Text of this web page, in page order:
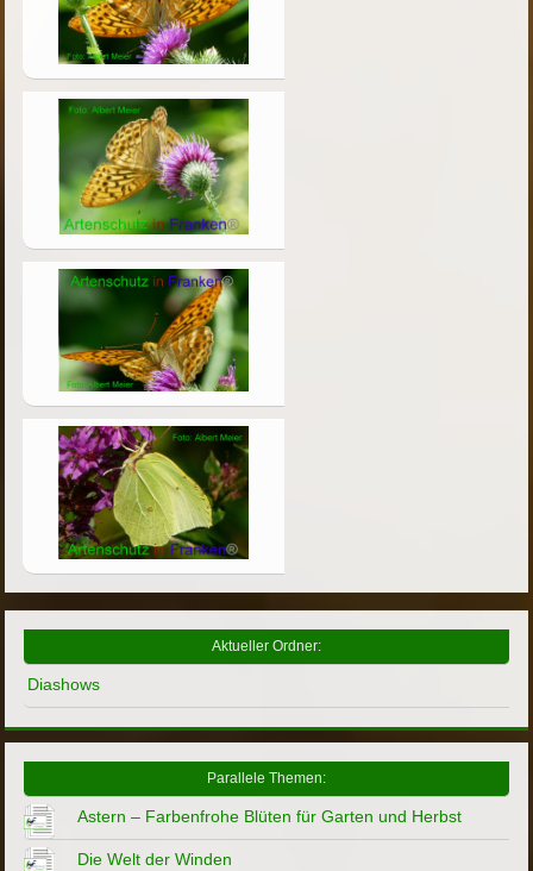
Aktueller Ordner:
Diashows
Parallele Themen:
Astern – Farbenfrohe Blüten für Garten und Herbst
Die Welt der Winden